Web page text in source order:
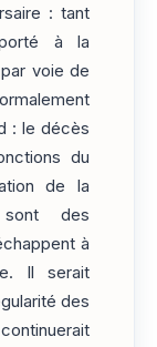
: tant
à la
voie de
: le décès
du
de la
des
à
Il serait
des